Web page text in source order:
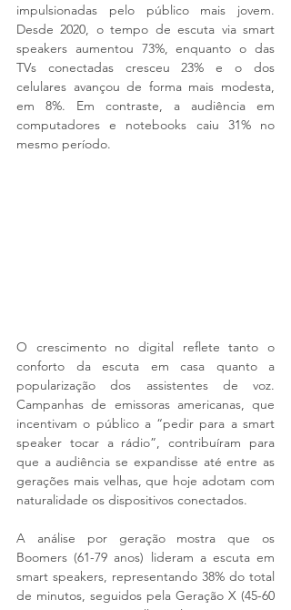
impulsionadas pelo público mais jovem.
Desde 2020, o tempo de escuta via smart
speakers aumentou 73%, enquanto o das
TVs conectadas cresceu 23% e o dos
celulares avançou de forma mais modesta,
em 8%. Em contraste, a audiência em
computadores e notebooks caiu 31% no
mesmo período.
O crescimento no digital reflete tanto o
conforto da escuta em casa quanto a
popularização dos assistentes de voz.
Campanhas de emissoras americanas, que
incentivam o público a “pedir para a smart
speaker tocar a rádio”, contribuíram para
que a audiência se expandisse até entre as
gerações mais velhas, que hoje adotam com
naturalidade os dispositivos conectados.
A análise por geração mostra que os
Boomers (61-79 anos) lideram a escuta em
smart speakers, representando 38% do total
de minutos, seguidos pela Geração X (45-60